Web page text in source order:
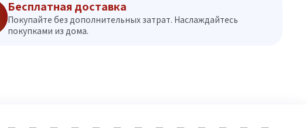
Бесплатная доставка
Покупайте без дополнительных затрат. Наслаждайтесь
покупками из дома.